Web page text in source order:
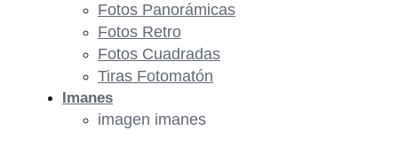
Fotos Panorámicas
Fotos Retro
Fotos Cuadradas
Tiras Fotomatón
Imanes
imagen imanes